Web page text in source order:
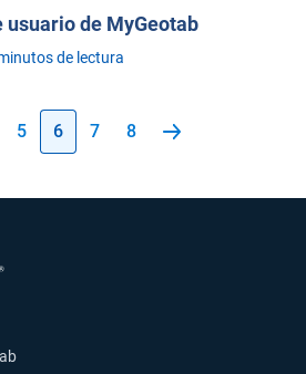
usuario de MyGeotab
de lectura
5 6 7 8